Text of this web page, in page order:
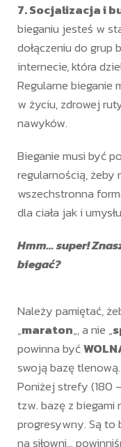
7. Socjalizacja i
bieganiu jesteś w
dołączeniu do grup
internecie, która
Regularne bieganie
w życiu, zdrowej
nawyków.
Bieganie musi być
regularnością, żeby
wszechstronna
dla ciała jak i
Hmm… super!
biegać?
Należy pamiętać,
„maraton„, a nie „
powinna być
swoją bazę
Poniżej strefy (180
tzw. bazę z
progresywny. Są to
na siłowni…